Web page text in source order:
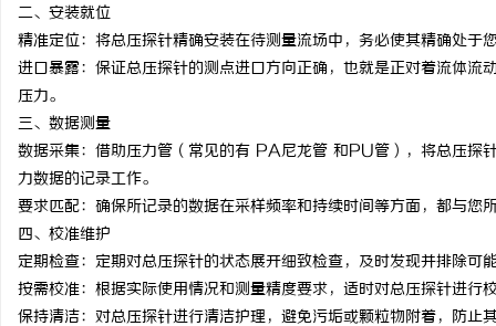
二、安装就位
精准定位：将总压探针精确安装在待测量流场中，务必使其精确处于
进口暴露：保证总压探针的测点进口方向正确，也就是正对着流体
压力。
三、数据测量
数据采集：借助压力管（常见的有 PA尼龙管 和PU管），将总压探
力数据的记录工作。
要求匹配：确保所记录的数据在采样频率和持续时间等方面，都与您
四、校准维护
定期检查：定期对总压探针的状态展开细致检查，及时发现并排除可
按需校准：根据实际使用情况和测量精度要求，适时对总压探针进行
保持清洁：对总压探针进行清洁护理，避免污垢或颗粒物附着，防止